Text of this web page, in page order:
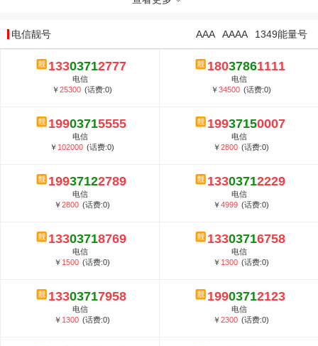
电信靓号 1349能量号
AAAA
AAA
13303712777
电信
￥25300 (话费:0)
18037861111
电信
￥34500 (话费:0)
19903715555
电信
￥ 102000 (话费:0)
19937150007
电信
￥2800 (话费:0)
19937122789
电信
￥2800 (话费:0)
13303712229
电信
￥4999 (话费:0)
13303718769
电信
￥ 1500 (话费:0)
13303716758
电信
￥ 1300 (话费:0)
13303717958
电信
￥ 1300 (话费:0)
19903712123
电信
￥2300 (话费:0)